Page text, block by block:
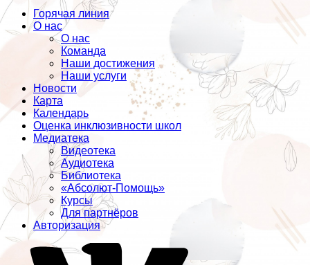
Горячая линия
О нас
О нас
Команда
Наши достижения
Наши услуги
Новости
Карта
Календарь
Оценка инклюзивности школ
Медиатека
Видеотека
Аудиотека
Библиотека
«Абсолют-Помощь»
Курсы
Для партнёров
Авторизация